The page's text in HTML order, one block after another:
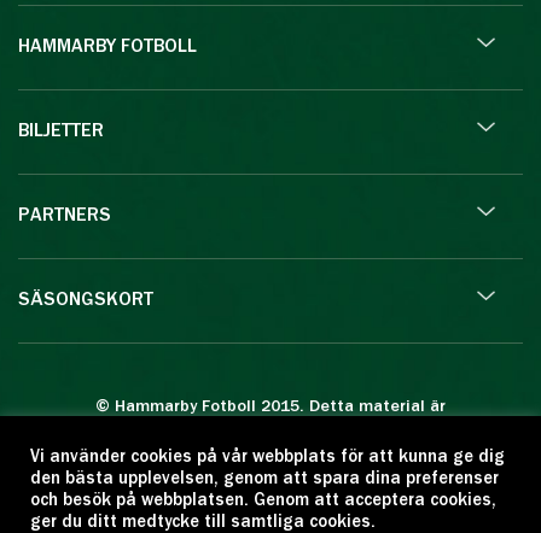
HAMMARBY FOTBOLL
BILJETTER
PARTNERS
SÄSONGSKORT
© Hammarby Fotboll 2015. Detta material är
Eftertryck eller annan kopiering är förbjuden.
Citera oss gärna men ange källan:
www.hammarbyfotboll.se. Ansvarig utgivare:
Vi använder cookies på vår webbplats för att kunna ge dig
den bästa upplevelsen, genom att spara dina preferenser
och besök på webbplatsen. Genom att acceptera cookies,
ger du ditt medtycke till samtliga cookies.